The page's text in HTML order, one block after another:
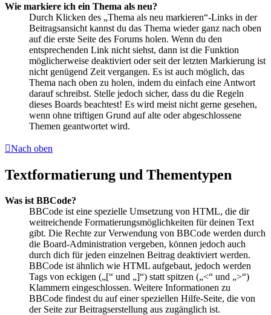
Wie markiere ich ein Thema als neu?
Durch Klicken des „Thema als neu markieren“-Links in der
Beitragsansicht kannst du das Thema wieder ganz nach oben
auf die erste Seite des Forums holen. Wenn du den
entsprechenden Link nicht siehst, dann ist die Funktion
möglicherweise deaktiviert oder seit der letzten Markierung ist
nicht genügend Zeit vergangen. Es ist auch möglich, das
Thema nach oben zu holen, indem du einfach eine Antwort
darauf schreibst. Stelle jedoch sicher, dass du die Regeln
dieses Boards beachtest! Es wird meist nicht gerne gesehen,
wenn ohne triftigen Grund auf alte oder abgeschlossene
Themen geantwortet wird.
Nach oben
Textformatierung und Thementypen
Was ist BBCode?
BBCode ist eine spezielle Umsetzung von HTML, die dir
weitreichende Formatierungsmöglichkeiten für deinen Text
gibt. Die Rechte zur Verwendung von BBCode werden durch
die Board-Administration vergeben, können jedoch auch
durch dich für jeden einzelnen Beitrag deaktiviert werden.
BBCode ist ähnlich wie HTML aufgebaut, jedoch werden
Tags von eckigen („[“ und „]“) statt spitzen („<“ und „>“)
Klammern eingeschlossen. Weitere Informationen zu
BBCode findest du auf einer speziellen Hilfe-Seite, die von
der Seite zur Beitragserstellung aus zugänglich ist.